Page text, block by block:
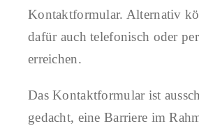
Kontaktformular. Alternativ
dafür auch telefonisch oder
erreichen.
Das Kontaktformular ist
gedacht, eine Barriere im